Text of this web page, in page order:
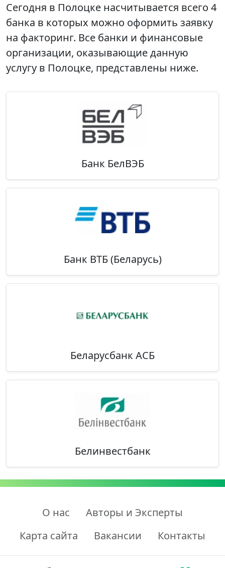
Сегодня в Полоцке насчитывается всего 4
банка в которых можно оформить заявку
на факторинг. Все банки и финансовые
организации, оказывающие данную
услугу в Полоцке, представлены ниже.
Банк БелВЭБ
Банк ВТБ (Беларусь)
Беларусбанк АСБ
Белинвестбанк
О нас
Авторы и Эксперты
Карта сайта
Вакансии Контакты